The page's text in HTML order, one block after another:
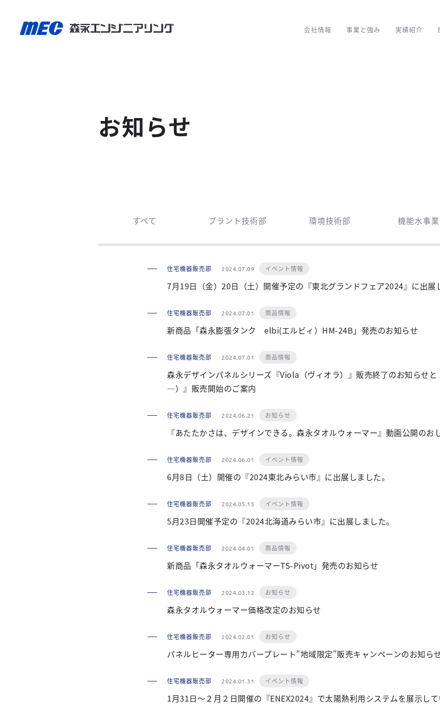
会社情報 事業と強み 実績紹介
お知らせ
すべて プラント技術部 環境技術部 機能水事
住宅機器販売部 2024.07.09 イベント情報
7月19日（金）20日（土）開催予定の『東北グランドフェア2024』に出展
住宅機器販売部 2024.07.01 商品情報
新商品「森永膨張タンク elbi(エルビィ）HM-24B」発売のお知らせ
住宅機器販売部 2024.07.01 商品情報
森永デザインパネルシリーズ『Viola（ヴィオラ）』販売終了のお知らせと
―）』販売開始のご案内
住宅機器販売部 2024.06.21 お知らせ
『あたたかさは、デザインできる。森永タオルウォーマー』動画公開のお
住宅機器販売部 2024.06.01 イベント情報
6月8日（土）開催の『2024東北みらい市』に出展しました。
住宅機器販売部 2024.05.15 イベント情報
5月23日開催予定の『2024北海道みらい市』に出展しました。
住宅機器販売部 2024.04.01 商品情報
新商品「森永タオルウォーマーTS-Pivot」発売のお知らせ
住宅機器販売部 2024.03.12 お知らせ
森永タオルウォーマー価格改定のお知らせ
住宅機器販売部 2024.02.01 お知らせ
パネルヒーター専用カバープレート”地域限定”販売キャンペーンのお知ら
住宅機器販売部 2024.01.31 イベント情報
1月31日～２月２日開催の『ENEX2024』で太陽熱利用システムを展示して